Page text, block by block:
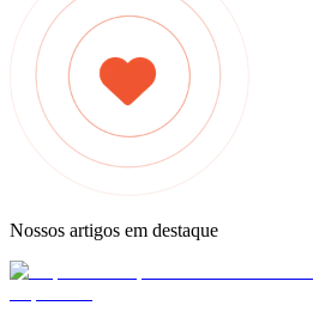
Nossos artigos em destaque